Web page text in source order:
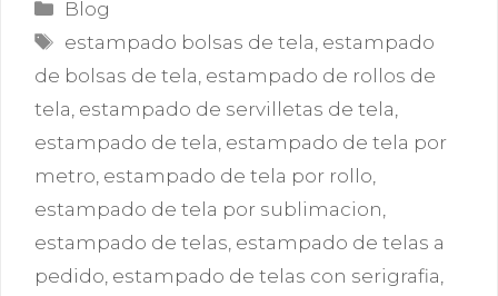
Blog
Etiquetas
estampado bolsas de tela estampado
de bolsas de tela estampado de rollos de
tela estampado de servilletas de tela
estampado de tela estampado de tela por
metro estampado de tela por rollo
estampado de tela por sublimacion
estampado de telas estampado de telas a
pedido estampado de telas con serigrafia